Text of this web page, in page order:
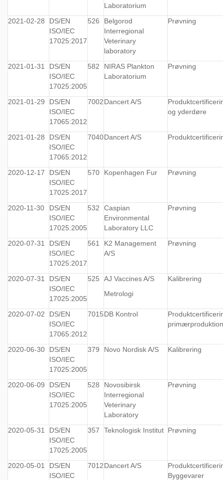
Laboratorium
2021-02-28
DS/EN
ISO/IEC
17025:2017
526
Belgorod
Interregional
Veterinary
laboratory
Prøvning
2021-01-31
DS/EN
ISO/IEC
17025:2005
582
NIRAS Plankton
Laboratorium
Prøvning
2021-01-29
DS/EN
ISO/IEC
17065:2012
7002Dancert A/S
og yderdøre
2021-01-28
DS/EN
ISO/IEC
17065:2012
7040Dancert A/S
2020-12-17
DS/EN
ISO/IEC
17025:2017
570 Kopenhagen Fur Prøvning
2020-11-30
DS/EN
ISO/IEC
17025:2005
532
Caspian
Environmental
Laboratory LLC
Prøvning
2020-07-31
DS/EN
ISO/IEC
17025:2017
561
K2 Management
A/S
Prøvning
2020-07-31
DS/EN
ISO/IEC
17025:2005
525
AJ Vaccines A/S
Metrologi
Kalibrering
2020-07-02
DS/EN
ISO/IEC
17065:2012
7015DB Kontrol
primærproduktion
2020-06-30
DS/EN
ISO/IEC
17025:2005
379 Novo Nordisk A/S Kalibrering
2020-06-09
DS/EN
ISO/IEC
17025:2005
528
Novosibirsk
Interregional
Veterinary
Laboratory
Prøvning
2020-05-31
DS/EN
ISO/IEC
17025:2005
357 Teknologisk Institut Prøvning
2020-05-01
DS/EN
ISO/IEC
7012Dancert A/S
Byggevarer